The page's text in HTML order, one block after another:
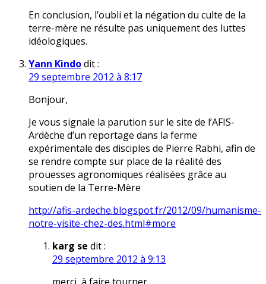
En conclusion, l’oubli et la négation du culte de la
terre-mère ne résulte pas uniquement des luttes
idéologiques.
Yann Kindodit :
29 septembre 2012 à 8:17
Bonjour,
Je vous signale la parution sur le site de l’AFIS-
Ardèche d’un reportage dans la ferme
expérimentale des disciples de Pierre Rabhi, afin de
se rendre compte sur place de la réalité des
prouesses agronomiques réalisées grâce au
soutien de la Terre-Mère
http://afis-ardeche.blogspot.fr/2012/09/humanisme-
notre-visite-chez-des.html#more
karg se dit :
29 septembre 2012 à 9:13